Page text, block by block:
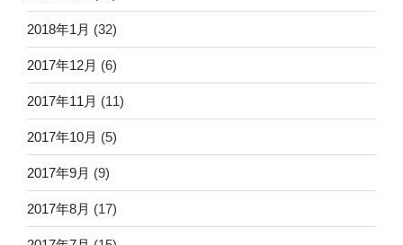
2018年1月 (32)
2017年12月 (6)
2017年11月 (11)
2017年10月 (5)
2017年9月 (9)
2017年8月 (17)